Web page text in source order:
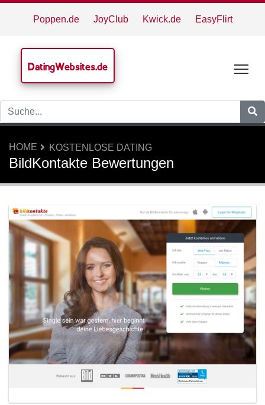
Poppen.de JoyClub Kwick.de EasyFlirt
DatingWebsites.de
HOME KOSTENLOSE DATING
BildKontakte Bewertungen